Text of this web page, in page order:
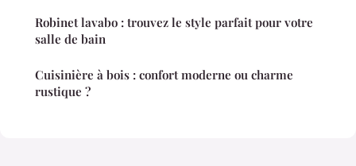
Robinet lavabo : trouvez le style parfait pour votre
salle de bain
Cuisinière à bois : confort moderne ou charme
rustique ?